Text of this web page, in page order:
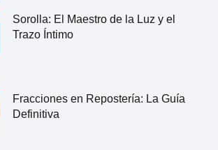
Sorolla: El Maestro de la Luz y el
Trazo Íntimo
Fracciones en Repostería: La Guía
Definitiva